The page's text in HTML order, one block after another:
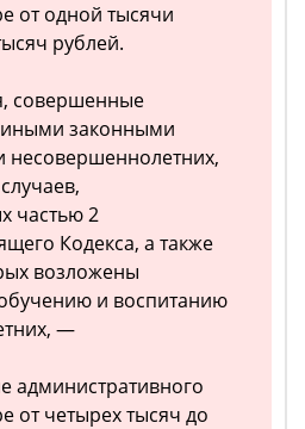
от одной тысячи
рублей.
совершенные
законными
несовершеннолетних,
частью 2
Кодекса, а также
возложены
и воспитанию
—
административного
от четырех тысяч до